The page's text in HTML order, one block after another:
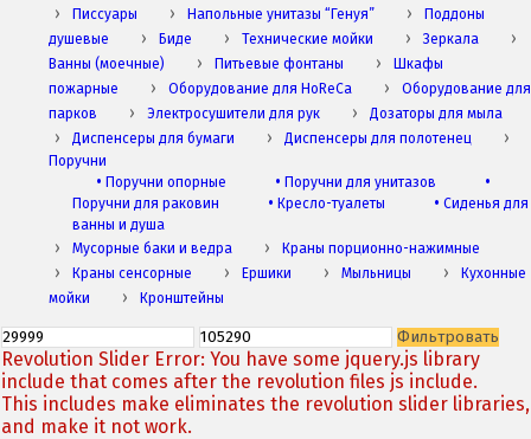
Писсуары Напольные унитазы “Генуя”
Поддоны
душевые
Биде Технические мойки
Зеркала
Ванны (моечные)
Питьевые фонтаны
Шкафы
пожарные
Оборудование для HoReCa
Оборудование для
парков
Электросушители для рук
Дозаторы для мыла
Диспенсеры для бумаги
Диспенсеры для полотенец
Поручни
• Поручни опорные • Поручни для унитазов
•
Поручни для раковин
• Кресло-туалеты • Сиденья для
ванны и душа
Мусорные баки и ведра
Краны порционно-нажимные
Краны сенсорные
Ершики Мыльницы
Кухонные
мойки
Кронштейны
Фильтровать
Revolution Slider Error: You have some jquery.js library
include that comes after the revolution files js include.
This includes make eliminates the revolution slider libraries,
and make it not work.